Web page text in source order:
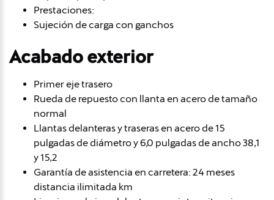
Prestaciones:
Sujeción de carga con ganchos
Acabado exterior
Primer eje trasero
Rueda de repuesto con llanta en acero de tamaño
normal
Llantas delanteras y traseras en acero de 15
pulgadas de diámetro y 6,0 pulgadas de ancho 38,1
y 15,2
Garantía de asistencia en carretera: 24 meses
distancia ilimitada km